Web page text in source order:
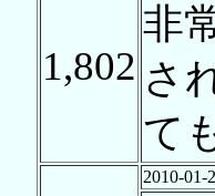
1,802
非
さ
て
2010-01-